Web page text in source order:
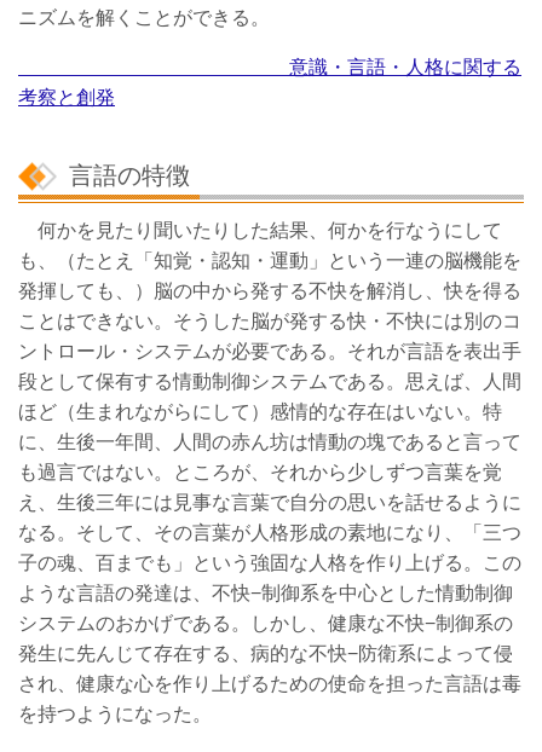
ニズムを解くことができる。
意識・言語・人格に関する
考察と創発
言語の特徴
何かを見たり聞いたりした結果、何かを行なうにして
も、（たとえ「知覚・認知・運動」という一連の脳機能を
発揮しても、）脳の中から発する不快を解消し、快を得る
ことはできない。そうした脳が発する快・不快には別のコ
ントロール・システムが必要である。それが言語を表出手
段として保有する情動制御システムである。思えば、人間
ほど（生まれながらにして）感情的な存在はいない。特
に、生後一年間、人間の赤ん坊は情動の塊であると言って
も過言ではない。ところが、それから少しずつ言葉を覚
え、生後三年には見事な言葉で自分の思いを話せるように
なる。そして、その言葉が人格形成の素地になり、「三つ
子の魂、百までも」という強固な人格を作り上げる。この
ような言語の発達は、不快−制御系を中心とした情動制御
システムのおかげである。しかし、健康な不快−制御系の
発生に先んじて存在する、病的な不快−防衛系によって侵
され、健康な心を作り上げるための使命を担った言語は毒
を持つようになった。